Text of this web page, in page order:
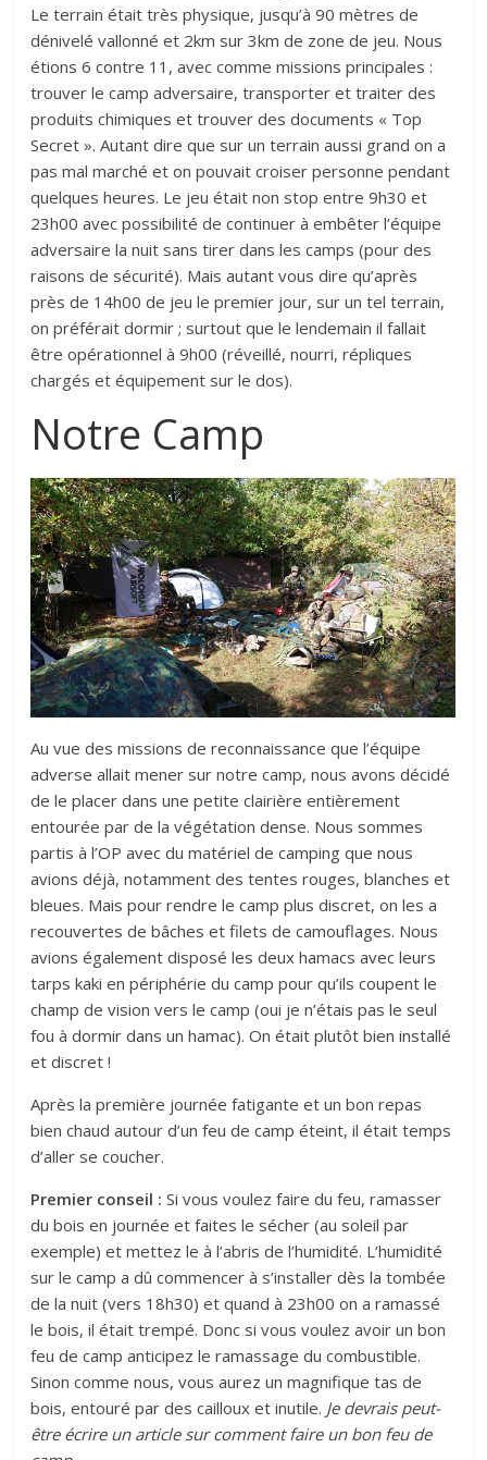
Le terrain était très physique, jusqu’à 90 mètres de
dénivelé vallonné et 2km sur 3km de zone de jeu. Nous
étions 6 contre 11, avec comme missions principales :
trouver le camp adversaire, transporter et traiter des
produits chimiques et trouver des documents « Top
Secret ». Autant dire que sur un terrain aussi grand on a
pas mal marché et on pouvait croiser personne pendant
quelques heures. Le jeu était non stop entre 9h30 et
23h00 avec possibilité de continuer à embêter l’équipe
adversaire la nuit sans tirer dans les camps (pour des
raisons de sécurité). Mais autant vous dire qu’après
près de 14h00 de jeu le premier jour, sur un tel terrain,
on préférait dormir ; surtout que le lendemain il fallait
être opérationnel à 9h00 (réveillé, nourri, répliques
chargés et équipement sur le dos).
Notre Camp
Au vue des missions de reconnaissance que l’équipe
adverse allait mener sur notre camp, nous avons décidé
de le placer dans une petite clairière entièrement
entourée par de la végétation dense. Nous sommes
partis à l’OP avec du matériel de camping que nous
avions déjà, notamment des tentes rouges, blanches et
bleues. Mais pour rendre le camp plus discret, on les a
recouvertes de bâches et filets de camouflages. Nous
avions également disposé les deux hamacs avec leurs
tarps kaki en périphérie du camp pour qu’ils coupent le
champ de vision vers le camp (oui je n’étais pas le seul
fou à dormir dans un hamac). On était plutôt bien installé
et discret !
Après la première journée fatigante et un bon repas
bien chaud autour d’un feu de camp éteint, il était temps
d’aller se coucher.
Premier conseil :Si vous voulez faire du feu, ramasser
du bois en journée et faites le sécher (au soleil par
exemple) et mettez le à l’abris de l’humidité. L’humidité
sur le camp a dû commencer à s’installer dès la tombée
de la nuit (vers 18h30) et quand à 23h00 on a ramassé
le bois, il était trempé. Donc si vous voulez avoir un bon
feu de camp anticipez le ramassage du combustible.
Sinon comme nous, vous aurez un magnifique tas de
bois, entouré par des cailloux et inutile. Je devrais peut-
être écrire un article sur comment faire un bon feu de